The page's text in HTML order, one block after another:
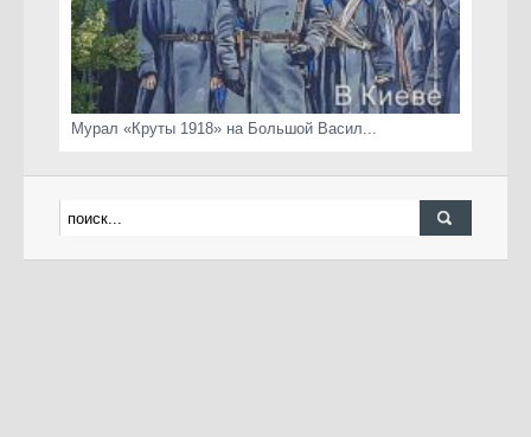
Мурал «Круты 1918» на Большой Васил...